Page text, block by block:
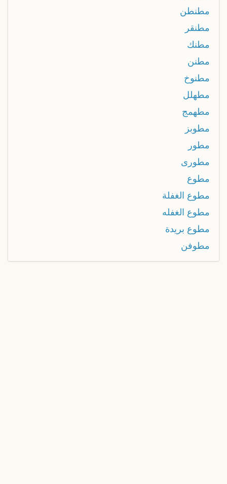
مطنطن
مطنقر
مطنك
مطنن
مطنوخ
مطهلل
مطهمج
مطوبز
مطور
مطورى
مطوع
مطوع الغفلة
مطوع الغفله
مطوع بريدة
مطوفن